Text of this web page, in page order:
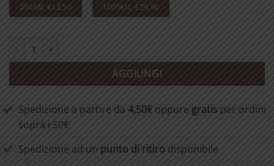
250ML €12,50 1000ML €29,90
Aloe vera 500 ml quantità
AGGIUNGI
Spedizione a partire da 4,50€oppure gratis per ordini
sopra i 50€
Spedizione ad un punto di ritiro disponibile